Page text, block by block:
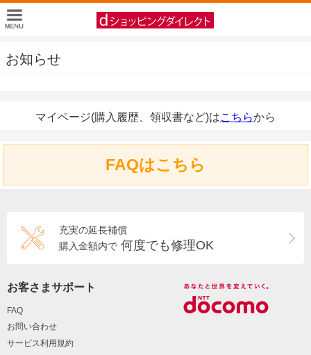
お知らせ
マイページ(購入履歴、領収書など)はこちらから
FAQはこちら
充実の延長補償
購入金額内で 何度でも修理OK
お客さまサポート
FAQ
お問い合わせ
サービス利用規約